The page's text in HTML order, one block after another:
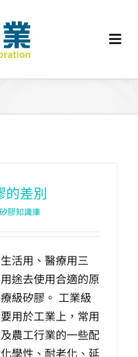
的差別
矽膠知識庫
活用、醫療用三
途去使用合適的原
級矽膠。 工業級
用於工業上，常用
農工行業的一些配
學性、耐老化、延